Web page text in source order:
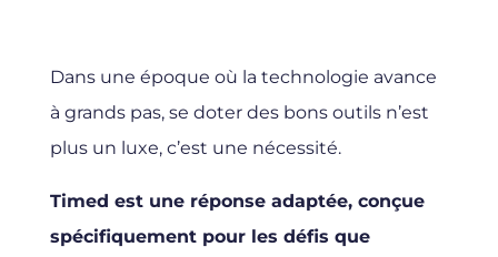
Dans une époque où la technologie avance
à grands pas, se doter des bons outils n’est
plus un luxe, c’est une nécessité.
Timed est une réponse adaptée, conçue
spécifiquement pour les défis que